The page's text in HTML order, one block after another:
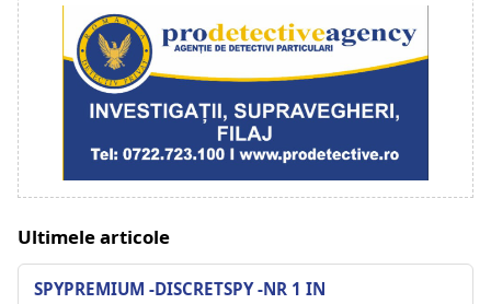
Ultimele articole
SPYPREMIUM -DISCRETSPY -NR 1 IN